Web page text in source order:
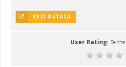
VEZI DETALII
User Rating: Be